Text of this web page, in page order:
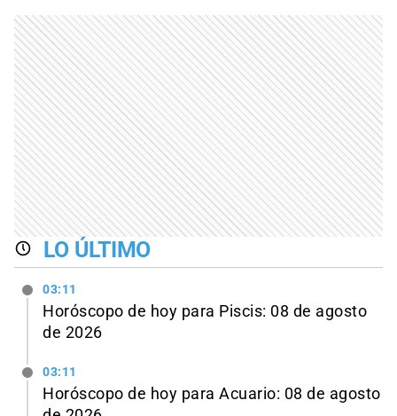
LO ÚLTIMO
03:11
Horóscopo de hoy para Piscis: 08 de agosto
de 2026
03:11
Horóscopo de hoy para Acuario: 08 de agosto